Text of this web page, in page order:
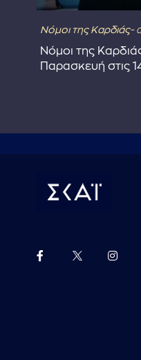
Νόμοι της Καρδιάς-
Νόμοι της
Παρασκευή στις